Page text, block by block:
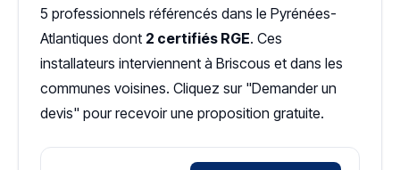
5 professionnels référencés dans le Pyrénées-
Atlantiques dont 2 certifiés RGE. Ces
installateurs interviennent à Briscous et dans les
communes voisines. Cliquez sur "Demander un
devis" pour recevoir une proposition gratuite.